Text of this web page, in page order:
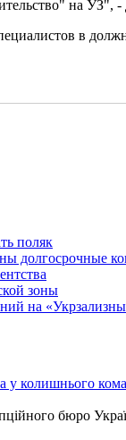
на УЗ", -
в
поляк
долгосрочные
зоны
на
колишнього
бюро